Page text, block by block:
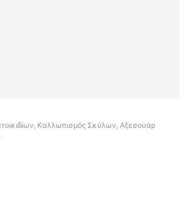
Καλλωπισμός Σκύλων, Αξεσουάρ